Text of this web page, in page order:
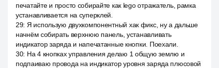
печатайте и просто собирайте как lego отражатель, рамка
устанавливается на суперклей.
29: Я использую двухкомпонентный хак фикс, ну а дальше
начнём собирать верхнюю панель, устанавливать
индикатор заряда и напечатанные кнопки. Поехали.
30: На 4 кнопках управления делаю 1 общую землю и
подпаиваю провода на индикатор уровня заряда плюсовой